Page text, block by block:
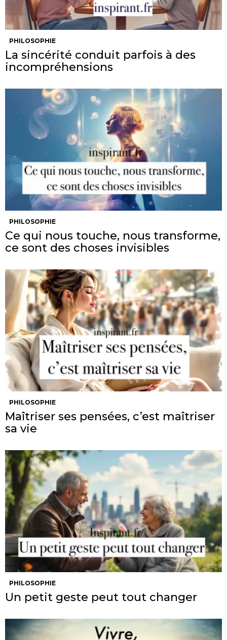
PHILOSOPHIE
La sincérité conduit parfois à des
incompréhensions
PHILOSOPHIE
Ce qui nous touche, nous transforme,
ce sont des choses invisibles
PHILOSOPHIE
Maîtriser ses pensées, c’est maîtriser
sa vie
PHILOSOPHIE
Un petit geste peut tout changer